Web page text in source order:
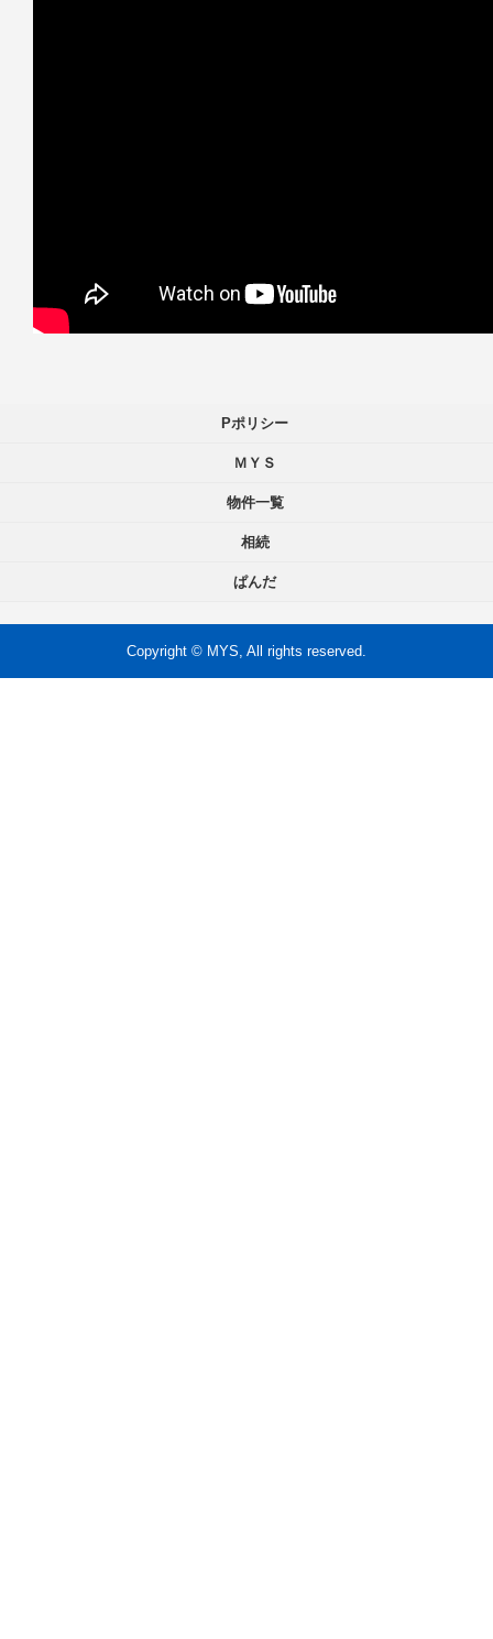
Pポリシー
ＭＹＳ
物件一覧
相続
ぱんだ
Copyright © MYS, All rights reserved.